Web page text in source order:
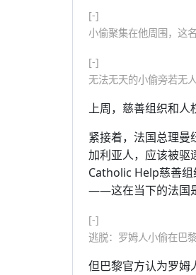
[-]
小偷聚集在他周围，这
[-]
无法无天的小偷旁若无
上周，慈善组织和人
紧接着，法国总理曼
加利亚人，应该被驱
Catholic Help慈善组
——这在当下的法国
[-]
逃脱：罗姆人小偷在巴
但巴黎官方认为罗姆